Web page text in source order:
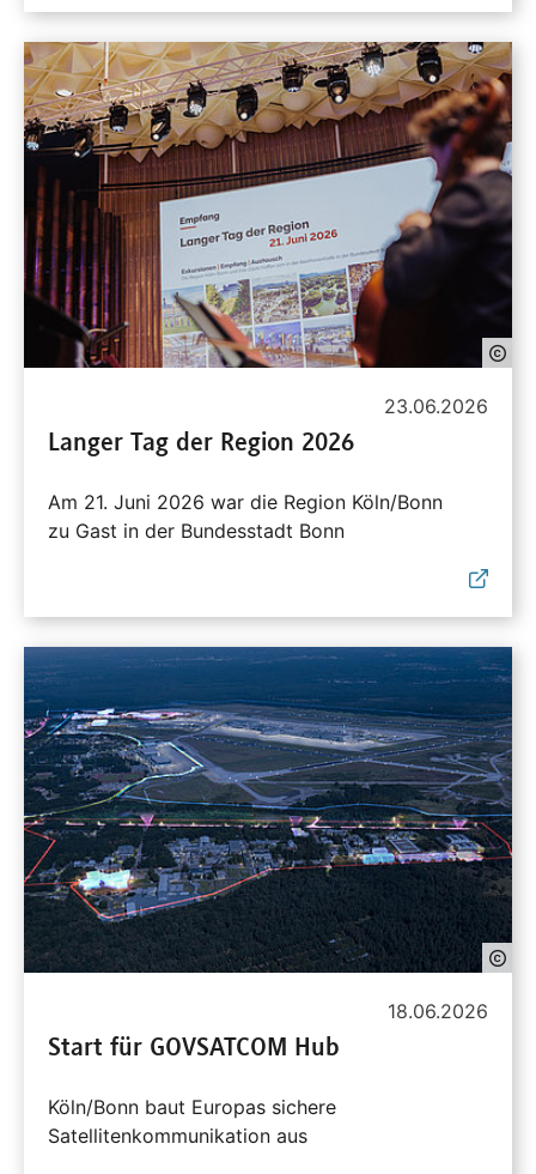
23.06.2026
Langer Tag der Region 2026
Am 21. Juni 2026 war die Region Köln/Bonn
zu Gast in der Bundesstadt Bonn
18.06.2026
Start für GOVSATCOM Hub
Köln/Bonn baut Europas sichere
Satellitenkommunikation aus